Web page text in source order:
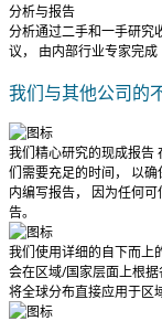
分析与报告
分析通过二手和一手研究
议， 由内部行业专家完成
我们与其他公司的
我们精心研究的现成报告
们需要充足的时间， 以确
内编写报告， 因为任何
告。
我们使用详细的自下而上
会在区域/国家层面上根
将全球分布直接应用于区